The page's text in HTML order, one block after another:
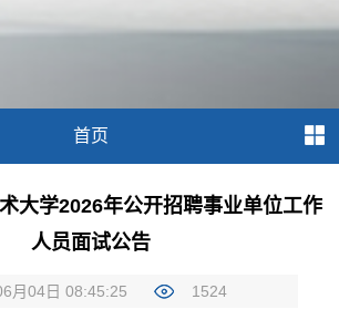
首页
大学2026年公开招聘事业单位工作
人员面试公告
月04日 08:45:25 1524